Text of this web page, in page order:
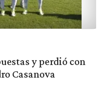
y perdió con
Casanova